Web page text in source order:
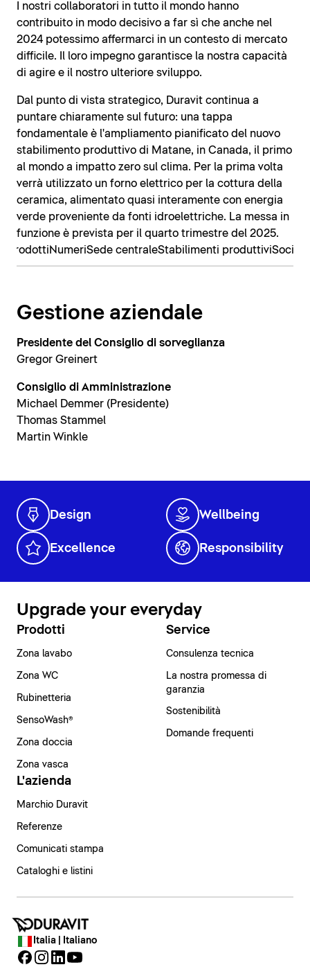
I nostri collaboratori in tutto il mondo hanno
contribuito in modo decisivo a far sì che anche nel
2024 potessimo affermarci in un contesto di mercato
difficile. Il loro impegno garantisce la nostra capacità
di agire e il nostro ulteriore sviluppo.
Dal punto di vista strategico, Duravit continua a
puntare chiaramente sul futuro: una tappa
fondamentale è l'ampliamento pianificato del nuovo
stabilimento produttivo di Matane, in Canada, il primo
al mondo a impatto zero sul clima. Per la prima volta
verrà utilizzato un forno elettrico per la cottura della
ceramica, alimentato quasi interamente con energia
verde proveniente da fonti idroelettriche. La messa in
funzione è prevista per il quarto trimestre del 2025.
prodottiNumeriSede centraleStabilimenti produttivi
Gestione aziendale
Presidente del Consiglio di sorveglianza
Gregor Greinert
Consiglio di Amministrazione
Michael Demmer (Presidente)
Thomas Stammel
Martin Winkle
Design Wellbeing
Excellence Responsibility
Upgrade your everyday
Prodotti
Zona lavabo
Zona WC
Rubinetteria
SensoWash®
Zona doccia
Zona vasca
Service
Consulenza tecnica
La nostra promessa di
garanzia
Sostenibilità
Domande frequenti
L'azienda
Marchio Duravit
Referenze
Comunicati stampa
Cataloghi e listini
Italia | Italiano